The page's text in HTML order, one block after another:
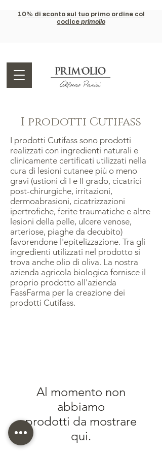
10% di sconto sul tuo primo ordine col
codice primolio
I prodotti Cutifass
I prodotti Cutifass sono prodotti
realizzati con ingredienti naturali e
clinicamente certificati utilizzati nella
cura di lesioni cutanee più o meno
gravi (ustioni di I e II grado, cicatrici
post-chirurgiche, irritazioni,
dermoabrasioni, cicatrizzazioni
ipertrofiche, ferite traumatiche e altre
lesioni della pelle, ulcere venose,
arteriose, piaghe da decubito)
favorendone l'epitelizzazione. Tra gli
ingredienti utilizzati nel prodotto si
trova anche olio di oliva. La nostra
azienda agricola biologica fornisce il
proprio prodotto all'azienda
FassFarma per la creazione dei
prodotti Cutifass.
Al momento non
abbiamo
prodotti da mostrare
qui.